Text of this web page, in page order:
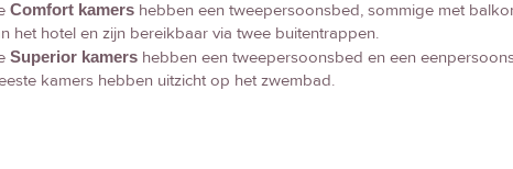
Comfort kamers hebben een tweepersoonsbed, sommige met
het hotel en zijn bereikbaar via twee buitentrappen.
Superior kamers hebben een tweepersoonsbed en een
kamers hebben uitzicht op het zwembad.